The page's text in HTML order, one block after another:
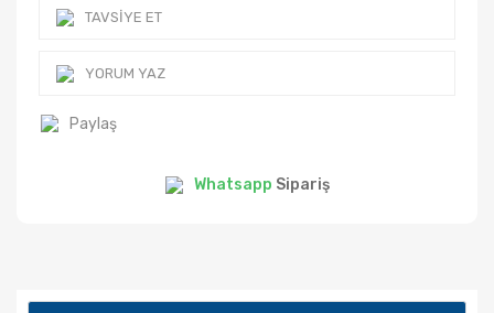
TAVSIYE ET
YORUM YAZ
Paylaş
Whatsapp Sipariş